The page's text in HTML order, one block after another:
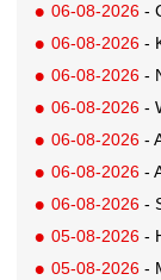
06-08-2026 -
06-08-2026 -
06-08-2026 -
06-08-2026 -
06-08-2026 -
06-08-2026 -
06-08-2026 -
05-08-2026 -
05-08-2026 -